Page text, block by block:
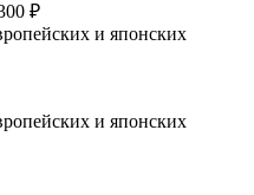
₽
и японских
и японских